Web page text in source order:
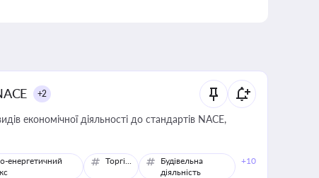
+2
економічної діяльності до стандартів NACE,
енергетичний
Торгівля
Будівельна
діяльність
+10